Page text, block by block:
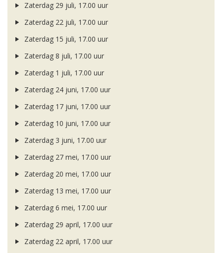
Zaterdag 29 juli, 17.00 uur
Zaterdag 22 juli, 17.00 uur
Zaterdag 15 juli, 17.00 uur
Zaterdag 8 juli, 17.00 uur
Zaterdag 1 juli, 17.00 uur
Zaterdag 24 juni, 17.00 uur
Zaterdag 17 juni, 17.00 uur
Zaterdag 10 juni, 17.00 uur
Zaterdag 3 juni, 17.00 uur
Zaterdag 27 mei, 17.00 uur
Zaterdag 20 mei, 17.00 uur
Zaterdag 13 mei, 17.00 uur
Zaterdag 6 mei, 17.00 uur
Zaterdag 29 april, 17.00 uur
Zaterdag 22 april, 17.00 uur